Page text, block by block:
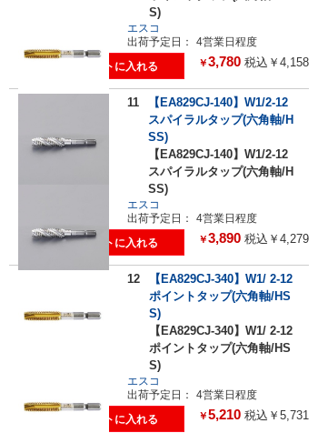
S)
エスコ
出荷予定日：
4営業日程度
￥3,780 税込￥4,158
11
【EA829CJ-140】W1/2-12
スパイラルタップ(六角軸/H
SS)
【EA829CJ-140】W1/2-12
スパイラルタップ(六角軸/H
SS)
エスコ
出荷予定日：
4営業日程度
￥3,890 税込￥4,279
12
【EA829CJ-340】W1/ 2-12
ポイントタップ(六角軸/HS
S)
【EA829CJ-340】W1/ 2-12
ポイントタップ(六角軸/HS
S)
エスコ
出荷予定日：
4営業日程度
￥5,210 税込￥5,731